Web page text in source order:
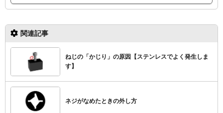
関連記事
ねじの「かじり」の原因【ステンレスでよく発生しま
す】
ネジがなめたときの外し方